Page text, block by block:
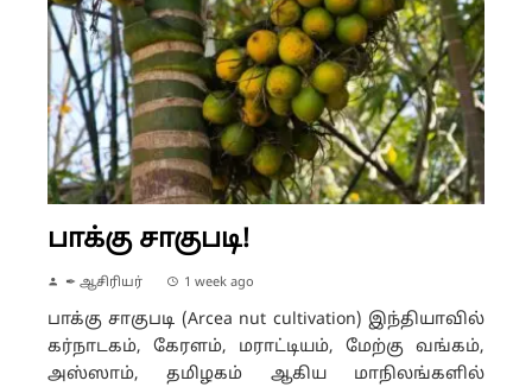
பாக்கு சாகுபடி!
✒ ஆசிரியர் 1 week ago
பாக்கு சாகுபடி (Arcea nut cultivation) இந்தியாவில்
கர்நாடகம், கேரளம், மராட்டியம், மேற்கு வங்கம்,
அஸ்ஸாம், தமிழகம் ஆகிய மாநிலங்களில்